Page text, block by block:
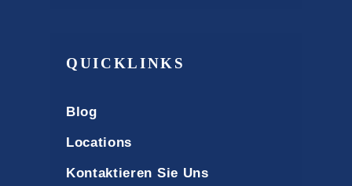
QUICKLINKS
Blog
Locations
Kontaktieren Sie Uns